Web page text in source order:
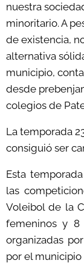
nuestra
minoritario. A
de existencia,
alternativa
municipio,
desde
colegios de
La temporada
consiguió ser
Estatemporada
las
Voleibol de la
femeninos y 8
organizadas
por el municipio